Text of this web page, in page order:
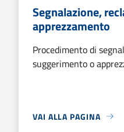
Segnalazione,
apprezzamento
Procedimento di
suggerimento o
VAI ALLA PAGINA